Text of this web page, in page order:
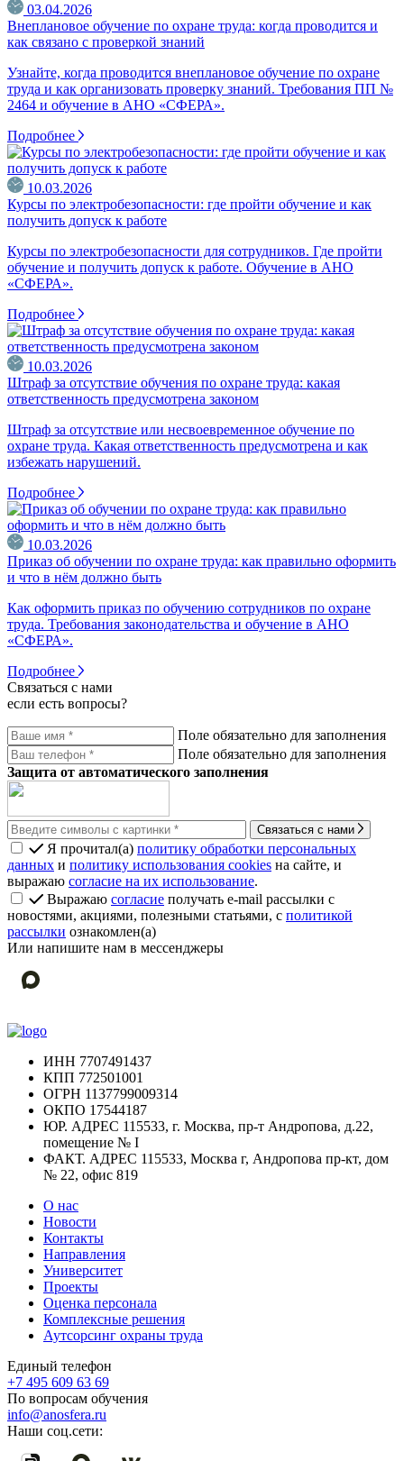
03.04.2026
Внеплановое обучение по охране труда: когда проводится и
как связано с проверкой знаний
Узнайте, когда проводится внеплановое обучение по охране
труда и как организовать проверку знаний. Требования ПП №
2464 и обучение в АНО «СФЕРА».
Подробнее
10.03.2026
Курсы по электробезопасности: где пройти обучение и как
получить допуск к работе
Курсы по электробезопасности для сотрудников. Где пройти
обучение и получить допуск к работе. Обучение в АНО
«СФЕРА».
Подробнее
10.03.2026
Штраф за отсутствие обучения по охране труда: какая
ответственность предусмотрена законом
Штраф за отсутствие или несвоевременное обучение по
охране труда. Какая ответственность предусмотрена и как
избежать нарушений.
Подробнее
10.03.2026
Приказ об обучении по охране труда: как правильно оформить
и что в нём должно быть
Как оформить приказ по обучению сотрудников по охране
труда. Требования законодательства и обучение в АНО
«СФЕРА».
Подробнее
Связаться с нами
если есть вопросы?
Поле обязательно для заполнения
Поле обязательно для заполнения
Защита от автоматического заполнения
Связаться с нами
Я прочитал(а) политику обработки персональных
данных и политику использования cookies на сайте, и
выражаю согласие на их использование.
Выражаю согласие получать e-mail рассылки с
новостями, акциями, полезными статьями, с политикой
рассылки ознакомлен(а)
Или напишите нам в мессенджеры
ИНН 7707491437
КПП 772501001
ОГРН 1137799009314
ОКПО 17544187
ЮР. АДРЕС 115533, г. Москва, пр-т Андропова, д.22,
помещение № I
ФАКТ. АДРЕС 115533, Москва г, Андропова пр-кт, дом
№ 22, офис 819
О нас
Новости
Контакты
Направления
Университет
Проекты
Оценка персонала
Комплексные решения
Аутсорсинг охраны труда
Единый телефон
+7 495 609 63 69
По вопросам обучения
info@anosfera.ru
Наши соц.сети: